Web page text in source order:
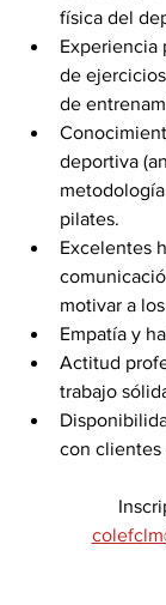
física del
Experiencia
de
de
deportiva
pilates.
Excelentes
motivar a
Empatía y
Actitud
trabajo
con clientes